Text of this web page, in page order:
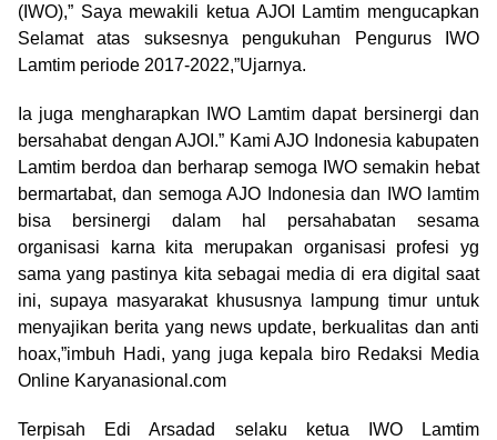
(IWO),” Saya mewakili ketua AJOI Lamtim mengucapkan
Selamat atas suksesnya pengukuhan Pengurus IWO
Lamtim periode 2017-2022,”Ujarnya.
Ia juga mengharapkan IWO Lamtim dapat bersinergi dan
bersahabat dengan AJOI.” Kami AJO Indonesia kabupaten
Lamtim berdoa dan berharap semoga IWO semakin hebat
bermartabat, dan semoga AJO Indonesia dan IWO lamtim
bisa bersinergi dalam hal persahabatan sesama
organisasi karna kita merupakan organisasi profesi yg
sama yang pastinya kita sebagai media di era digital saat
ini, supaya masyarakat khususnya lampung timur untuk
menyajikan berita yang news update, berkualitas dan anti
hoax,”imbuh Hadi, yang juga kepala biro Redaksi Media
Online Karyanasional.com
Terpisah Edi Arsadad selaku ketua IWO Lamtim